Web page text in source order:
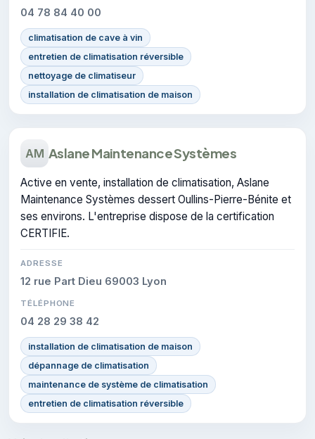
04 78 84 40 00
climatisation de cave à vin
entretien de climatisation réversible
nettoyage de climatiseur
installation de climatisation de maison
AM Aslane Maintenance Systèmes
Active en vente, installation de climatisation, Aslane
Maintenance Systèmes dessert Oullins-Pierre-Bénite et
ses environs. L'entreprise dispose de la certification
CERTIFIE.
ADRESSE
12 rue Part Dieu 69003 Lyon
TÉLÉPHONE
04 28 29 38 42
installation de climatisation de maison
dépannage de climatisation
maintenance de système de climatisation
entretien de climatisation réversible